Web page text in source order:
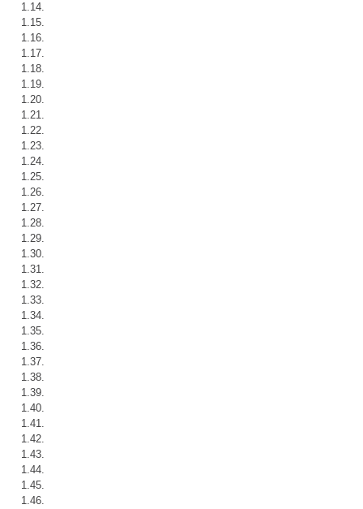
1.14.
1.15.
1.16.
1.17.
1.18.
1.19.
1.20.
1.21.
1.22.
1.23.
1.24.
1.25.
1.26.
1.27.
1.28.
1.29.
1.30.
1.31.
1.32.
1.33.
1.34.
1.35.
1.36.
1.37.
1.38.
1.39.
1.40.
1.41.
1.42.
1.43.
1.44.
1.45.
1.46.